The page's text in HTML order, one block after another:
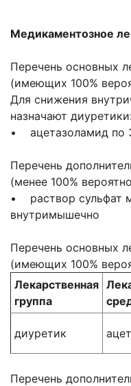
Медикаментозное
Перечень основных
(имеющих 100%
Для снижения
назначают
• ацетазоламид по
Перечень
(менее 100%
• раствор сульфат
внутримышечно
Перечень основных
(имеющих 100%
Лекарственная
группа
диуретик
Перечень